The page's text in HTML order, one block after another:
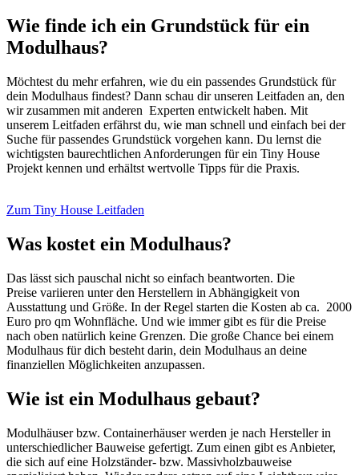
Wie finde ich ein Grundstück für ein
Modulhaus?
Möchtest du mehr erfahren, wie du ein passendes Grundstück für
dein Modulhaus findest? Dann schau dir unseren Leitfaden an, den
wir zusammen mit anderen Experten entwickelt haben. Mit
unserem Leitfaden erfährst du, wie man schnell und einfach bei der
Suche für passendes Grundstück vorgehen kann. Du lernst die
wichtigsten baurechtlichen Anforderungen für ein Tiny House
Projekt kennen und erhältst wertvolle Tipps für die Praxis.
Zum Tiny House Leitfaden
Was kostet ein Modulhaus?
Das lässt sich pauschal nicht so einfach beantworten. Die
Preise variieren unter den Herstellern in Abhängigkeit von
Ausstattung und Größe. In der Regel starten die Kosten ab ca. 2000
Euro pro qm Wohnfläche. Und wie immer gibt es für die Preise
nach oben natürlich keine Grenzen. Die große Chance bei einem
Modulhaus für dich besteht darin, dein Modulhaus an deine
finanziellen Möglichkeiten anzupassen.
Wie ist ein Modulhaus gebaut?
Modulhäuser bzw. Containerhäuser werden je nach Hersteller in
unterschiedlicher Bauweise gefertigt. Zum einen gibt es Anbieter,
die sich auf eine Holzständer- bzw. Massivholzbauweise